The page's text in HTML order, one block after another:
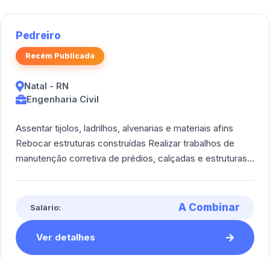
Pedreiro
Recém Publicada
Natal - RN
Engenharia Civil
Assentar tijolos, ladrilhos, alvenarias e materiais afins
Rebocar estruturas construídas Realizar trabalhos de
manutenção corretiva de prédios, calçadas e estruturas
Salário: A Combinar
Ver detalhes